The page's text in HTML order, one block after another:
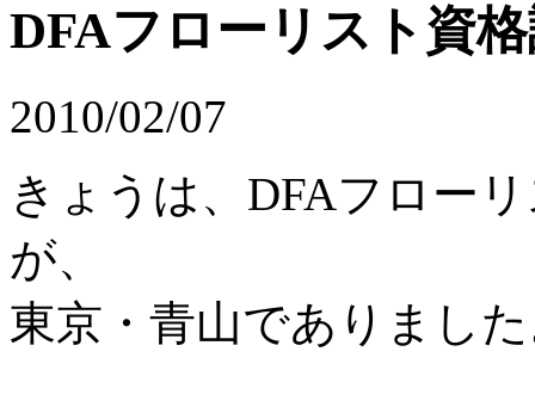
DFAフローリスト資
2010/02/07
きょうは、DFAフロー
が、
東京・青山でありまし